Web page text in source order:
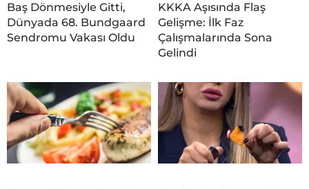
Baş Dönmesiyle Gitti,
Dünyada 68. Bundgaard
Sendromu Vakası Oldu
KKKA Aşısında Flaş
Gelişme: İlk Faz
Çalışmalarında Sona
Gelindi